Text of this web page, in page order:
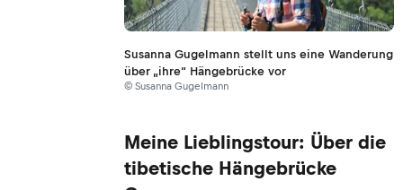
Susanna Gugelmann stellt uns eine Wanderung
über „ihre“ Hängebrücke vor
© Susanna Gugelmann
Meine Lieblingstour: Über die
tibetische Hängebrücke